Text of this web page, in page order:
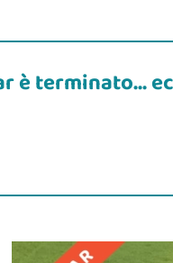
è terminato...